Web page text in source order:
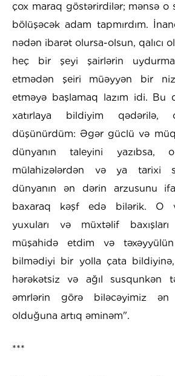
çox maraq göstərirdilər; mənsə o
bölüşəcək adam tapmırdım.
nədən ibarət olursa-olsun, qalıcı
heç bir şeyi şairlərin
etmədən şeiri müəyyən bir
etməyə başlamaq lazım idi. Bu
xatırlaya bildiyim
düşünürdüm: Əgər güclü və
dünyanın taleyini yazıbsa,
mülahizələrdən və ya tarixi
dünyanın ən dərin arzusunu
baxaraq kəşf edə bilərik. O
yuxuları və müxtəlif
müşahidə etdim və
bilmədiyi bir yolla çata
hərəkətsiz və ağıl susqunkən
əmrlərin görə biləcəyimiz ən
olduğuna artıq əminəm".
***